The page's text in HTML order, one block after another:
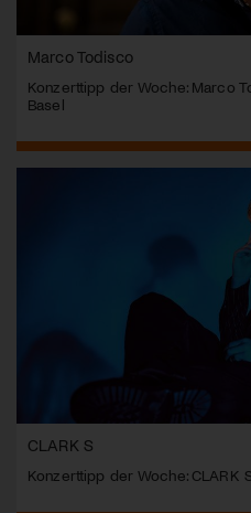
Marco Todisco
Konzerttipp der Woche: Marco
Basel
CLARK S
Konzerttipp der Woche: CLARK